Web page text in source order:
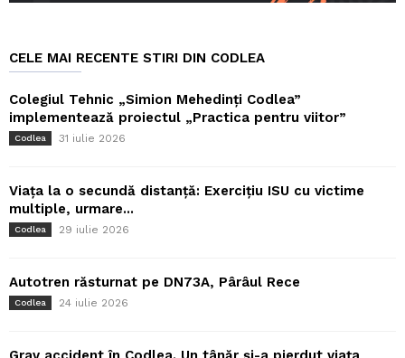
CELE MAI RECENTE STIRI DIN CODLEA
Colegiul Tehnic „Simion Mehedinți Codlea”
implementează proiectul „Practica pentru viitor”
Codlea 31 iulie 2026
Viața la o secundă distanță: Exercițiu ISU cu victime
multiple, urmare...
Codlea 29 iulie 2026
Autotren răsturnat pe DN73A, Pârâul Rece
Codlea 24 iulie 2026